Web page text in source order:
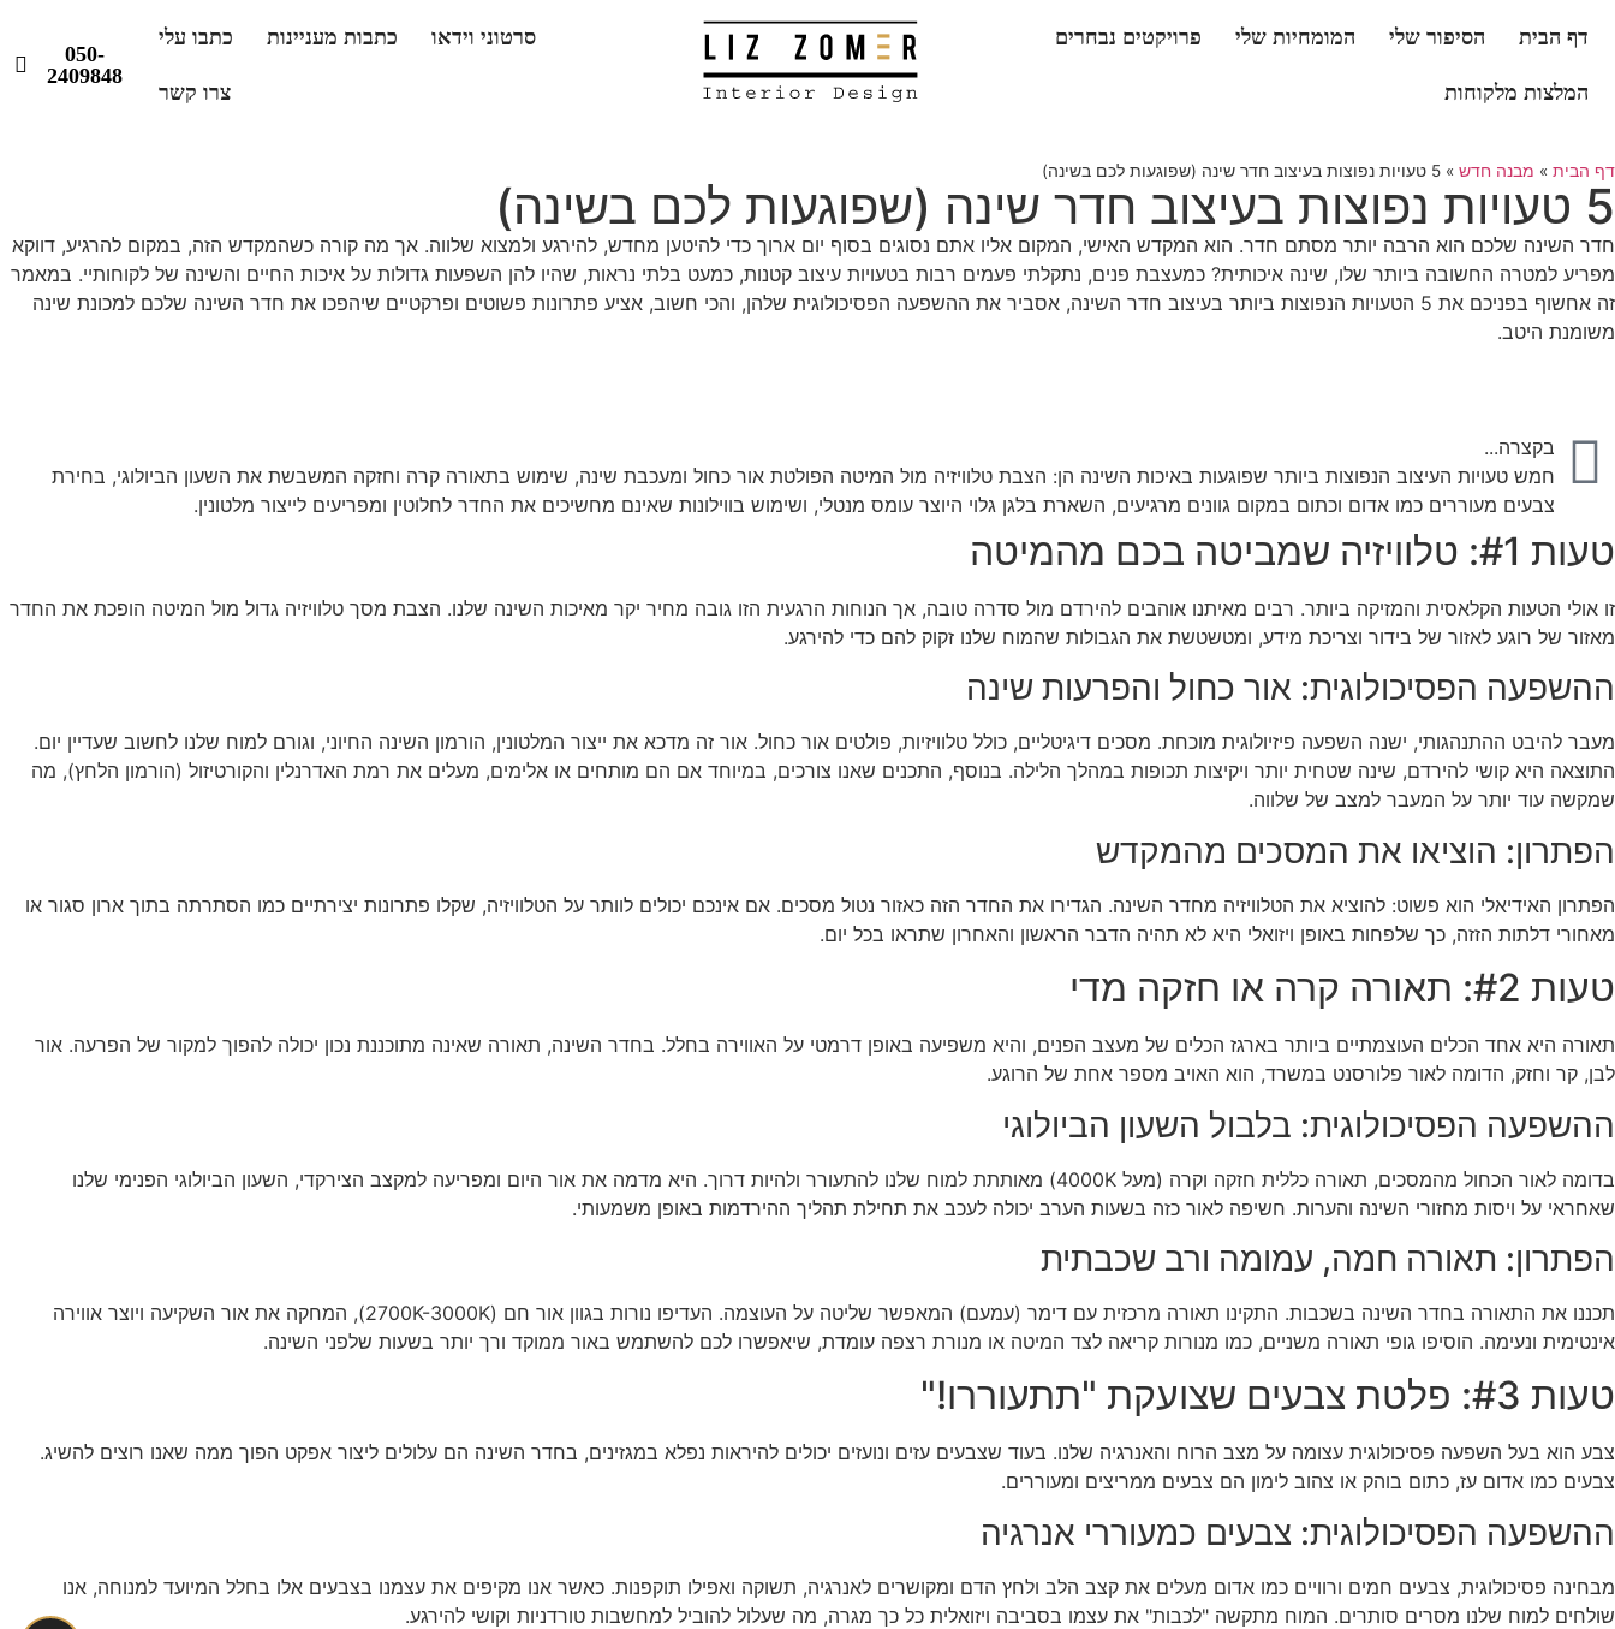
דף הבית הסיפור שלי המומחיות שלי פרויקטים נבחרים
המלצות מלקוחות
סרטוני וידאו כתבות מעניינות כתבו עלי
צרו קשר
050-
2409848
דף הבית » מבנה חדש » 5 טעויות נפוצות בעיצוב חדר שינה (שפוגעות לכם בשינה)
5 טעויות נפוצות בעיצוב חדר שינה (שפוגעות לכם בשינה)
חדר השינה שלכם הוא הרבה יותר מסתם חדר. הוא המקדש האישי, המקום אליו אתם נסוגים בסוף יום ארוך כדי להיטען מחדש, להירגע ולמצוא שלווה. אך מה קורה כשהמקדש הזה, במקום להרגיע, דווקא
מפריע למטרה החשובה ביותר שלו, שינה איכותית? כמעצבת פנים, נתקלתי פעמים רבות בטעויות עיצוב קטנות, כמעט בלתי נראות, שהיו להן השפעות גדולות על איכות החיים והשינה של לקוחותיי. במאמר
זה אחשוף בפניכם את 5 הטעויות הנפוצות ביותר בעיצוב חדר השינה, אסביר את ההשפעה הפסיכולוגית שלהן, והכי חשוב, אציע פתרונות פשוטים ופרקטיים שיהפכו את חדר השינה שלכם למכונת שינה
משומנת היטב.
בקצרה...
חמש טעויות העיצוב הנפוצות ביותר שפוגעות באיכות השינה הן: הצבת טלוויזיה מול המיטה הפולטת אור כחול ומעכבת שינה, שימוש בתאורה קרה וחזקה המשבשת את השעון הביולוגי, בחירת
צבעים מעוררים כמו אדום וכתום במקום גוונים מרגיעים, השארת בלגן גלוי היוצר עומס מנטלי, ושימוש בווילונות שאינם מחשיכים את החדר לחלוטין ומפריעים לייצור מלטונין.
טעות #1: טלוויזיה שמביטה בכם מהמיטה
זו אולי הטעות הקלאסית והמזיקה ביותר. רבים מאיתנו אוהבים להירדם מול סדרה טובה, אך הנוחות הרגעית הזו גובה מחיר יקר מאיכות השינה שלנו. הצבת מסך טלוויזיה גדול מול המיטה הופכת את החדר
מאזור של רוגע לאזור של בידור וצריכת מידע, ומטשטשת את הגבולות שהמוח שלנו זקוק להם כדי להירגע.
ההשפעה הפסיכולוגית: אור כחול והפרעות שינה
מעבר להיבט ההתנהגותי, ישנה השפעה פיזיולוגית מוכחת. מסכים דיגיטליים, כולל טלוויזיות, פולטים אור כחול. אור זה מדכא את ייצור המלטונין, הורמון השינה החיוני, וגורם למוח שלנו לחשוב שעדיין יום.
התוצאה היא קושי להירדם, שינה שטחית יותר ויקיצות תכופות במהלך הלילה. בנוסף, התכנים שאנו צורכים, במיוחד אם הם מותחים או אלימים, מעלים את רמת האדרנלין והקורטיזול (הורמון הלחץ), מה
שמקשה עוד יותר על המעבר למצב של שלווה.
הפתרון: הוציאו את המסכים מהמקדש
הפתרון האידיאלי הוא פשוט: להוציא את הטלוויזיה מחדר השינה. הגדירו את החדר הזה כאזור נטול מסכים. אם אינכם יכולים לוותר על הטלוויזיה, שקלו פתרונות יצירתיים כמו הסתרתה בתוך ארון סגור או
מאחורי דלתות הזזה, כך שלפחות באופן ויזואלי היא לא תהיה הדבר הראשון והאחרון שתראו בכל יום.
טעות #2: תאורה קרה או חזקה מדי
תאורה היא אחד הכלים העוצמתיים ביותר בארגז הכלים של מעצב הפנים, והיא משפיעה באופן דרמטי על האווירה בחלל. בחדר השינה, תאורה שאינה מתוכננת נכון יכולה להפוך למקור של הפרעה. אור
לבן, קר וחזק, הדומה לאור פלורסנט במשרד, הוא האויב מספר אחת של הרוגע.
ההשפעה הפסיכולוגית: בלבול השעון הביולוגי
בדומה לאור הכחול מהמסכים, תאורה כללית חזקה וקרה (מעל 4000K) מאותתת למוח שלנו להתעורר ולהיות דרוך. היא מדמה את אור היום ומפריעה למקצב הצירקדי, השעון הביולוגי הפנימי שלנו
שאחראי על ויסות מחזורי השינה והערות. חשיפה לאור כזה בשעות הערב יכולה לעכב את תחילת תהליך ההירדמות באופן משמעותי.
הפתרון: תאורה חמה, עמומה ורב שכבתית
תכננו את התאורה בחדר השינה בשכבות. התקינו תאורה מרכזית עם דימר (עמעם) המאפשר שליטה על העוצמה. העדיפו נורות בגוון אור חם (2700K-3000K), המחקה את אור השקיעה ויוצר אווירה
אינטימית ונעימה. הוסיפו גופי תאורה משניים, כמו מנורות קריאה לצד המיטה או מנורת רצפה עומדת, שיאפשרו לכם להשתמש באור ממוקד ורך יותר בשעות שלפני השינה.
טעות #3: פלטת צבעים שצועקת "תתעוררו!"
צבע הוא בעל השפעה פסיכולוגית עצומה על מצב הרוח והאנרגיה שלנו. בעוד שצבעים עזים ונועזים יכולים להיראות נפלא במגזינים, בחדר השינה הם עלולים ליצור אפקט הפוך ממה שאנו רוצים להשיג.
צבעים כמו אדום עז, כתום בוהק או צהוב לימון הם צבעים ממריצים ומעוררים.
ההשפעה הפסיכולוגית: צבעים כמעוררי אנרגיה
מבחינה פסיכולוגית, צבעים חמים ורוויים כמו אדום מעלים את קצב הלב ולחץ הדם ומקושרים לאנרגיה, תשוקה ואפילו תוקפנות. כאשר אנו מקיפים את עצמנו בצבעים אלו בחלל המיועד למנוחה, אנו
שולחים למוח שלנו מסרים סותרים. המוח מתקשה "לכבות" את עצמו בסביבה ויזואלית כל כך מגרה, מה שעלול להוביל למחשבות טורדניות וקושי להירגע.